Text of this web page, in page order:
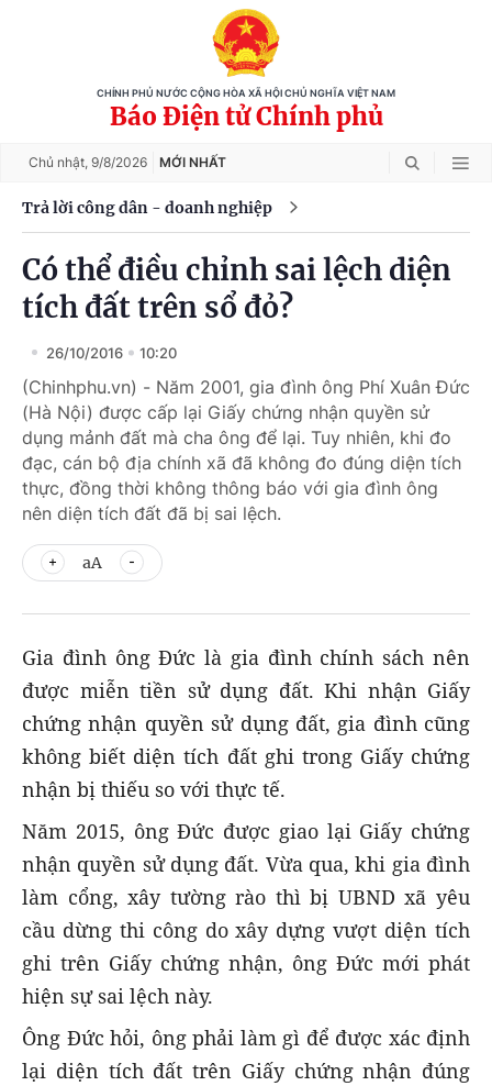
CHÍNH PHỦ NƯỚC CỘNG HÒA XÃ HỘI CHỦ NGHĨA VIỆT NAM
Báo Điện tử Chính phủ
Chủ nhật, 9/8/2026 MỚI NHẤT
Trả lời công dân - doanh nghiệp
Có thể điều chỉnh sai lệch diện
tích đất trên sổ đỏ?
26/10/2016 10:20
(Chinhphu.vn) - Năm 2001, gia đình ông Phí Xuân Đức
(Hà Nội) được cấp lại Giấy chứng nhận quyền sử
dụng mảnh đất mà cha ông để lại. Tuy nhiên, khi đo
đạc, cán bộ địa chính xã đã không đo đúng diện tích
thực, đồng thời không thông báo với gia đình ông
nên diện tích đất đã bị sai lệch.
aA
Gia đình ông Đức là gia đình chính sách nên
được miễn tiền sử dụng đất. Khi nhận Giấy
chứng nhận quyền sử dụng đất, gia đình cũng
không biết diện tích đất ghi trong Giấy chứng
nhận bị thiếu so với thực tế.
Năm 2015, ông Đức được giao lại Giấy chứng
nhận quyền sử dụng đất. Vừa qua, khi gia đình
làm cổng, xây tường rào thì bị UBND xã yêu
cầu dừng thi công do xây dựng vượt diện tích
ghi trên Giấy chứng nhận, ông Đức mới phát
hiện sự sai lệch này.
Ông Đức hỏi, ông phải làm gì để được xác định
lại diện tích đất trên Giấy chứng nhận đúng